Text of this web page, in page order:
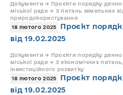
Документи → Проєкти порядку
міської ради → З питань земельних
природокористування
18 лютого 2025
Проєкт
від 19.02.2025
Документи → Проєкти порядку
міської ради → З економічних
інвестиційного розвитку
18 лютого 2025
Проєкт
від 19.02.2025